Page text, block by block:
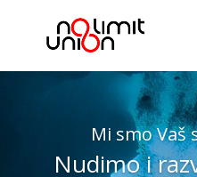
Mi smo Vaš
Nudimo i